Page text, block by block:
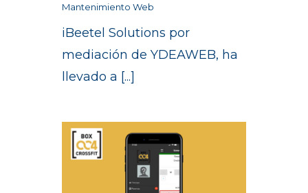
Mantenimiento Web
iBeetel Solutions por
mediación de YDEAWEB, ha
llevado a [...]